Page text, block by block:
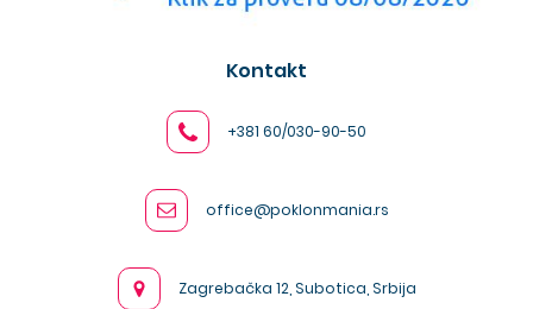
Kontakt
+381 60/030-90-50
office@poklonmania.rs
Zagrebačka 12, Subotica, Srbija